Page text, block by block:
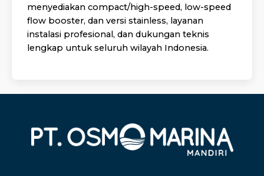
menyediakan compact/high-speed, low-speed
flow booster, dan versi stainless, layanan
instalasi profesional, dan dukungan teknis
lengkap untuk seluruh wilayah Indonesia.